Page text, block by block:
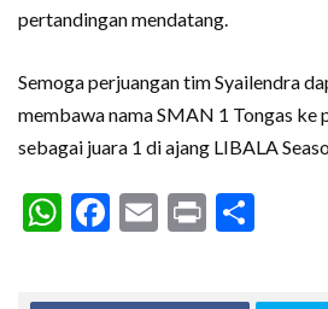
pertandingan mendatang.
Semoga perjuangan tim Syailendra
membawa nama SMAN 1 Tongas ke
sebagai juara 1 di ajang LIBALA
WhatsApp
Facebook
Email
Print